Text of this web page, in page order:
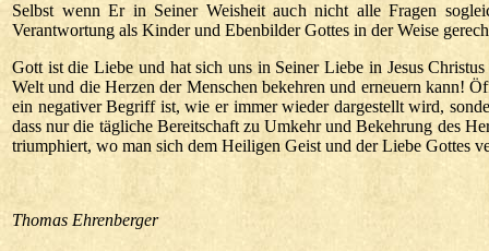
Selbst wenn Er in Seiner Weisheit auch nicht alle Fragen
Verantwortung als Kinder und Ebenbilder Gottes in der Weise
Gott ist die Liebe und hat sich uns in Seiner Liebe in Jesus
Welt und die Herzen der Menschen bekehren und erneuern kann!
ein negativer Begriff ist, wie er immer wieder dargestellt wird,
dass nur die tägliche Bereitschaft zu Umkehr und Bekehrung des
triumphiert, wo man sich dem Heiligen Geist und der Liebe Gottes
Thomas Ehrenberger